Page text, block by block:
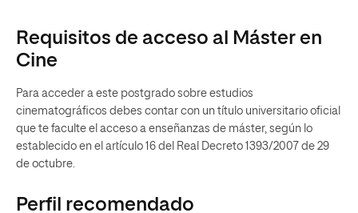
Requisitos de acceso al Máster en
Cine
Para acceder a este postgrado sobre estudios
cinematográficos debes contar con un título universitario oficial
que te faculte el acceso a enseñanzas de máster, según lo
establecido en el artículo 16 del Real Decreto 1393/2007 de 29
de octubre.
Perfil recomendado